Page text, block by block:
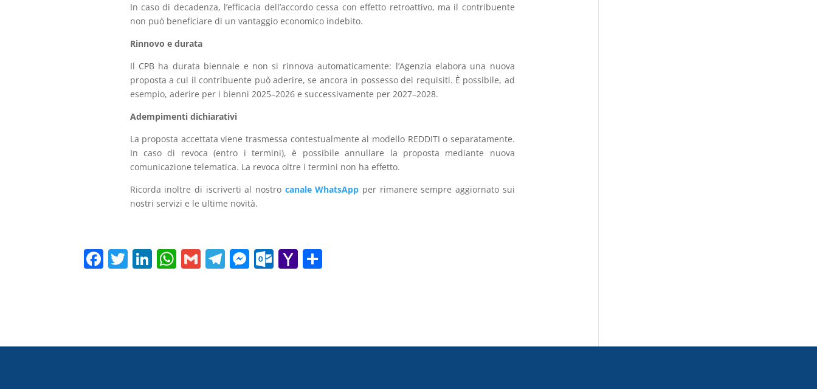
In caso di decadenza, l’efficacia dell’accordo cessa con effetto retroattivo, ma il contribuente
non può beneficiare di un vantaggio economico indebito.
Rinnovo e durata
Il CPB ha durata biennale e non si rinnova automaticamente: l’Agenzia elabora una nuova
proposta a cui il contribuente può aderire, se ancora in possesso dei requisiti. È possibile, ad
esempio, aderire per i bienni 2025–2026 e successivamente per 2027–2028.
Adempimenti dichiarativi
La proposta accettata viene trasmessa contestualmente al modello REDDITI o separatamente.
In caso di revoca (entro i termini), è possibile annullare la proposta mediante nuova
comunicazione telematica. La revoca oltre i termini non ha effetto.
Ricorda inoltre di iscriverti al nostro canale WhatsApp per rimanere sempre aggiornato sui
nostri servizi e le ultime novità.
F T Li W G T M O Y